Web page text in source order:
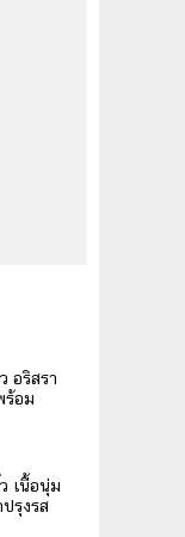
อริสรา
ร้อม
เนื้อนุ่ม
รุงรส